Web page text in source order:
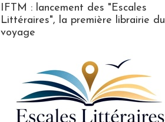
IFTM : lancement des "Escales
Littéraires", la première librairie du
voyage